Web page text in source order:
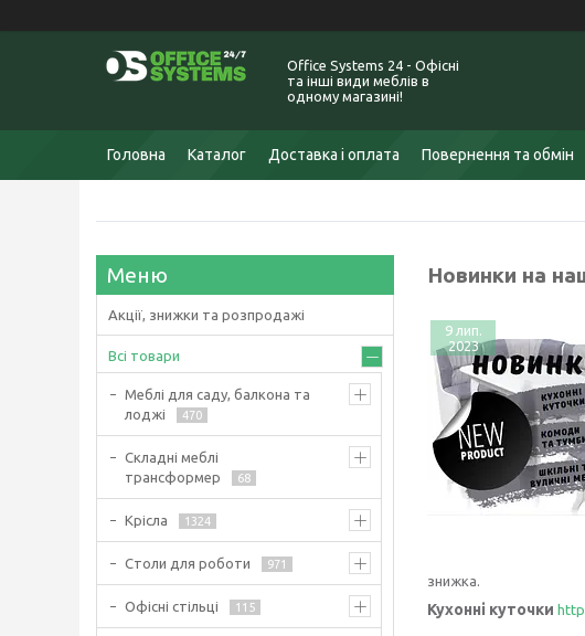
Office Systems 24 - Офісні
та інші види меблів в
одному магазині!
Головна Каталог Доставка і оплата Повернення та обмін
Новинки на
9 лип.
2023
знижка.
Кухонні куточки
Акції, знижки та розпродажі
Всі товари
Меблі для саду, балкона та
лоджі
470
Складні меблі
трансформер
68
Крісла 1324
Столи для роботи 971
Офісні стільці 115